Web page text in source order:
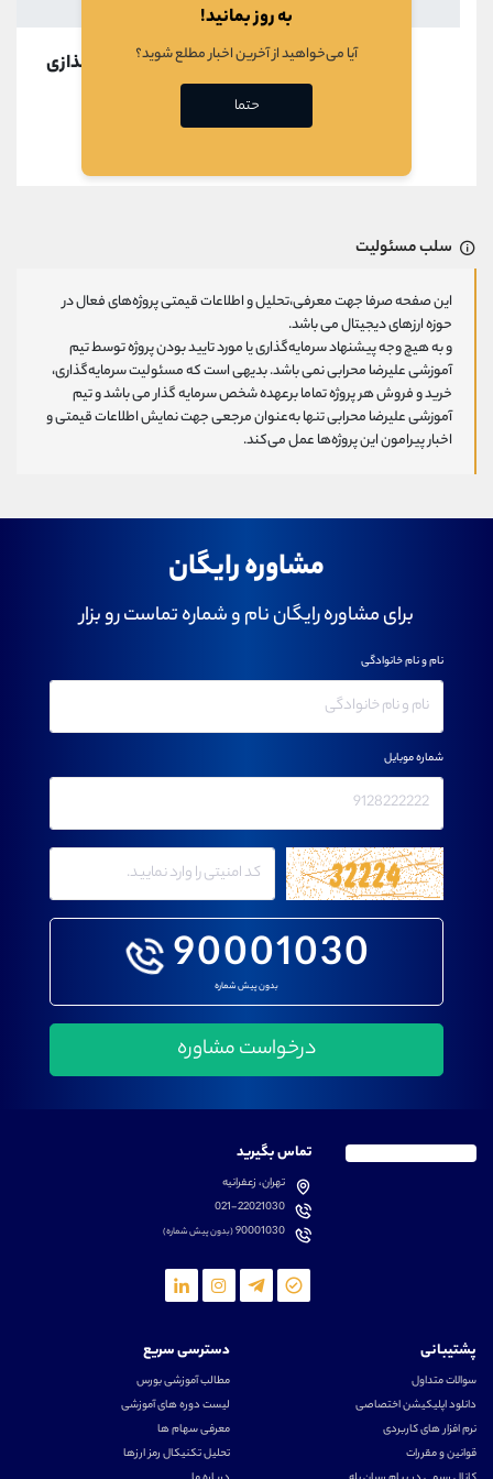
در حال بارگذازی
سلب مسئولیت
این صفحه صرفا جهت معرفی،تحلیل و اطلاعات قیمتی پروژه‌های فعال در
حوزه ارزهای دیجیتال می باشد.
و به هیچ وجه پیشنهاد سرمایه‌گذاری یا مورد تایید بودن پروژه توسط تیم
آموزشی علیرضا محرابی نمی باشد. بدیهی است که مسئولیت سرمایه‌گذاری،
خرید و فروش هر پروژه تماما برعهده شخص سرمایه گذار می باشد و تیم
آموزشی علیرضا محرابی تنها به‌عنوان مرجعی جهت نمایش اطلاعات قیمتی و
اخبار پیرامون این پروژه‌‌ها عمل می‌کند.
مشاوره رایگان
برای مشاوره رایگان نام و شماره تماست رو بزار
90001030
بدون پیش شماره
نام و نام خانوادگی
شماره موبایل
تماس بگیرید
تهران، زعفرانیه
021-22021030
90001030(بدون پیش شماره)
پشتیبانی
سوالات متداول
دانلود اپلیکیشن اختصاصی
نرم افزار های کاربردی
قوانین و مقررات
دسترسی سریع
مطالب آموزشی بورس
لیست دوره های آموزشی
معرفی سهام ها
تحلیل تکنیکال رمز ارزها
به روز بمانید!
آیا می‌خواهید از آخرین اخبار مطلع شوید؟
حتما